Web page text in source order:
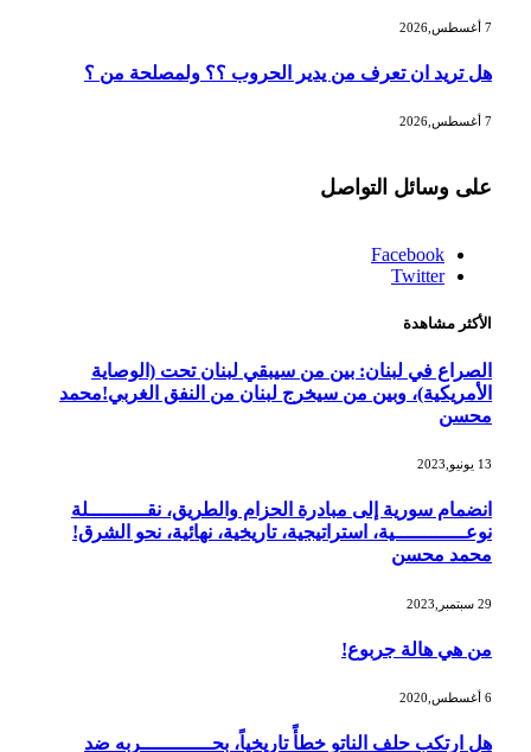
هل تريد ان تعرف من يدير الحروب ؟؟ ولمصلحة من ؟
على وسائل التواصل
Facebook
Twitter
الأكثر مشاهدة
الصراع في لبنان: بين من سيبقي لبنان تحت (الوصاية
الأمريكية)، وبين من سيخرج لبنان من النفق الغربي!محمد
محسن
13 يونيو,2023
انضمام سورية إلى مبادرة الحزام والطريق، نقــــــــــلة
نوعــــــــــــية، استراتيجية، تاريخية، نهائية، نحو الشرق!
محمد محسن
29 سبتمبر,2023
من هي هالة جربوع!
هل ارتكب حلف الناتو خطأً تاريخياً، بحــــــــــــربه ضد